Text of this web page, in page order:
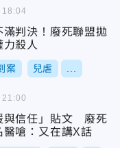
滿判決！廢死聯盟拋
力殺人
案 兒虐
18:04
與信任」貼文 廢死
醫嗆：又在講X話
21:00